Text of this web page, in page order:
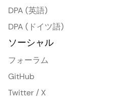
DPA (英語)
DPA (ドイツ語)
ソーシャル
フォーラム
GitHub
Twitter / X